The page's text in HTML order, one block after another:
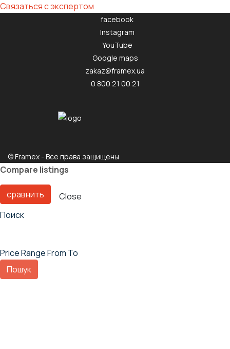
Связаться с экспертом
facebook
Instagram
YouTube
Google maps
zakaz@framex.ua
0 800 21 00 21
© Framex - Все права защищены
Compare listings
сравнить
Close
Поиск
Price RangeFrom To
Пошук